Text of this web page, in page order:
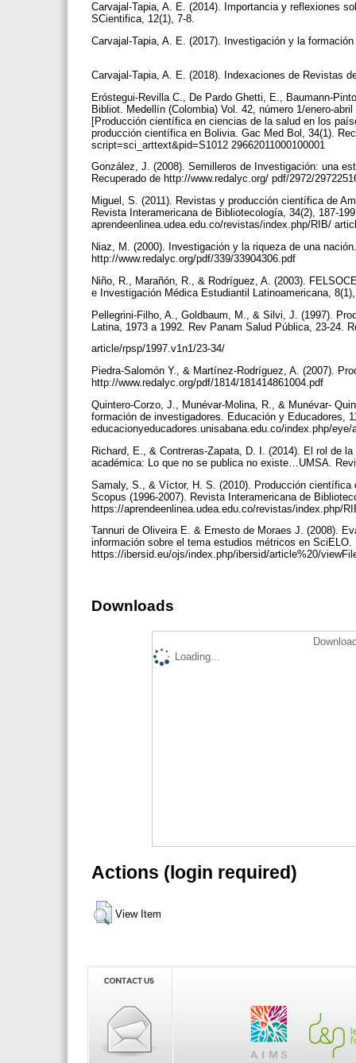
Carvajal-Tapia, A. E. (2014). Importancia y reflexiones
SCientifica, 12(1), 7-8.
Carvajal-Tapia, A. E. (2017). Investigación y la
Carvajal-Tapia, A. E. (2018). Indexaciones de Revistas
Eróstegui-Revilla C., De Pardo Ghetti, E., Baumann-
Bibliot. Medellín (Colombia) Vol. 42, número 1/enero-
[Producción científica en ciencias de la salud en los
producción científica en Bolivia. Gac Med Bol, 34(1).
script=sci_arttext&pid=S1012 29662011000100001
González, J. (2008). Semilleros de Investigación: una
Recuperado de http://www.redalyc.org/ pdf/2972/
Miguel, S. (2011). Revistas y producción científica de
Revista Interamericana de Bibliotecología, 34(2), 187-
aprendeenlinea.udea.edu.co/revistas/index.php/RIB/
Niaz, M. (2000). Investigación y la riqueza de una
http://www.redalyc.org/pdf/339/33904306.pdf
Niño, R., Marañón, R., & Rodríguez, A. (2003).
e Investigación Médica Estudiantil Latinoamericana,
Pellegrini-Filho, A., Goldbaum, M., & Silvi, J. (1997).
Latina, 1973 a 1992. Rev Panam Salud Pública, 23-24.
article/rpsp/1997.v1n1/23-34/
Piedra-Salomón Y., & Martínez-Rodríguez, A. (2007).
http://www.redalyc.org/pdf/1814/181414861004.pdf
Quintero-Corzo, J., Munévar-Molina, R., & Munévar-
formación de investigadores. Educación y Educadores,
educacionyeducadores.unisabana.edu.co/index.php/
Richard, E., & Contreras-Zapata, D. I. (2014). El rol de
académica: Lo que no se publica no existe…UMSA.
Samaly, S., & Víctor, H. S. (2010). Producción
Scopus (1996-2007). Revista Interamericana de
https://aprendeenlinea.udea.edu.co/revistas/index.php/
Tannuri de Oliveira E. & Ernesto de Moraes J. (2008).
información sobre el tema estudios métricos en SciELO.
https://ibersid.eu/ojs/index.php/ibersid/article%20/
Downloads
Loading...
Actions (login required)
View Item